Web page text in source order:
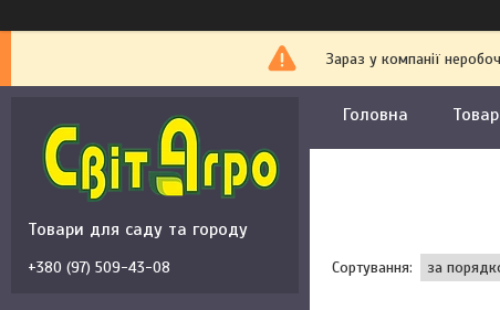
Зараз у компанії
Головна
Товари для саду та городу
+380 (97) 509-43-08